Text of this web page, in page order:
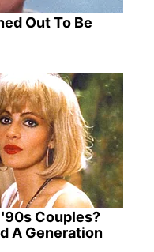
Out To Be
Couples?
A Generation